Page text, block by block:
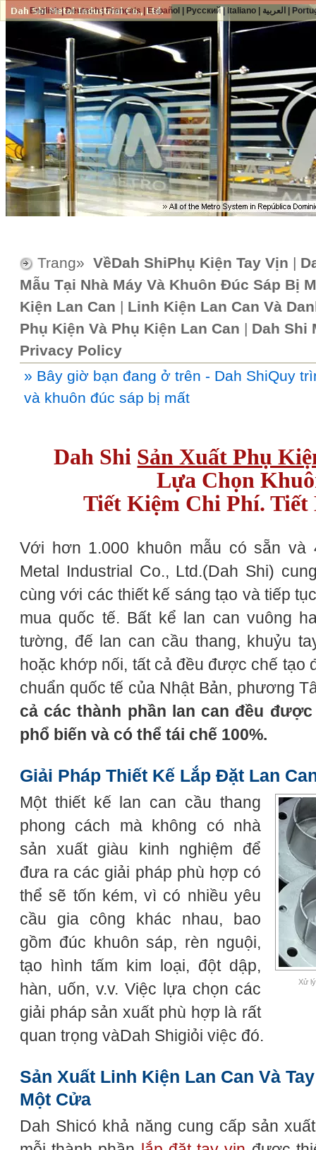
Trang» VềDah ShiPhụ Kiện Tay Vịn |
Mẫu Tại Nhà Máy Và Khuôn Đúc Sáp Bị
Kiện Lan Can | Linh Kiện Lan Can Và
Phụ Kiện Và Phụ Kiện Lan Can | Dah Shi
Privacy Policy
» Bây giờ bạn đang ở trên - Dah ShiQuy
và khuôn đúc sáp bị mất
Dah Shi Sản Xuất Phụ
Lựa Chọn
Tiết Kiệm Chi Phí.
Với hơn 1.000 khuôn mẫu có sẵn và
Metal Industrial Co., Ltd.(Dah Shi)
cùng với các thiết kế sáng tạo và tiếp
mua quốc tế. Bất kể lan can vuông
tường, đế lan can cầu thang, khuỷu
hoặc khớp nối, tất cả đều được chế tạo
chuẩn quốc tế của Nhật Bản, phương
cả các thành phần lan can đều
phổ biến và có thể tái chế 100%.
Giải Pháp Thiết Kế Lắp Đặt Lan
Xử
Một thiết kế lan can cầu thang
phong cách mà không có nhà
sản xuất giàu kinh nghiệm để
đưa ra các giải pháp phù hợp có
thể sẽ tốn kém, vì có nhiều yêu
cầu gia công khác nhau, bao
gồm đúc khuôn sáp, rèn nguội,
tạo hình tấm kim loại, đột dập,
hàn, uốn, v.v. Việc lựa chọn các
giải pháp sản xuất phù hợp là rất
quan trọng vàDah Shigiỏi việc đó.
Sản Xuất Linh Kiện Lan Can Và
Một Cửa
Dah Shicó khả năng cung cấp sản
English|Deutsch|Français|Español Русский| Italiano| العربية